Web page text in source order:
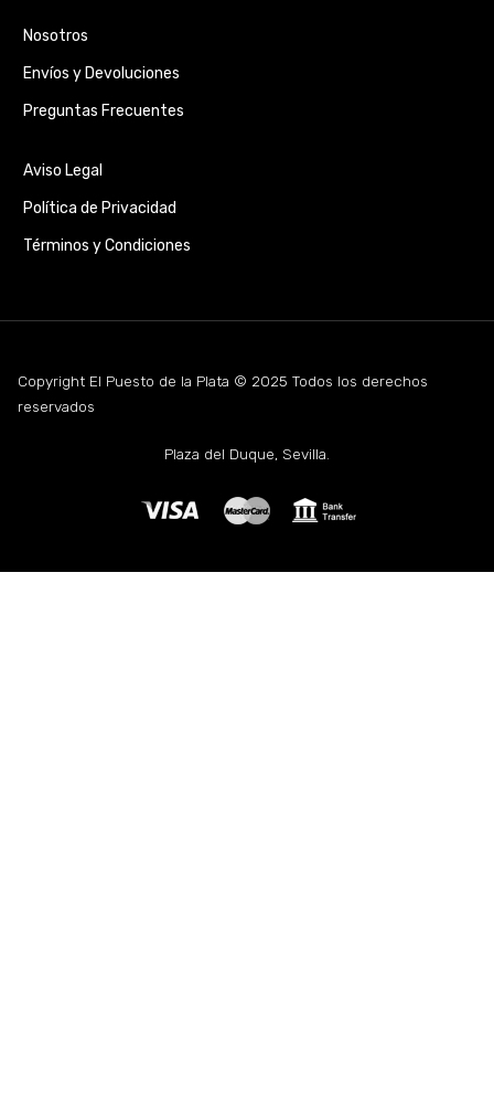
Nosotros
Envíos y Devoluciones
Preguntas Frecuentes
Aviso Legal
Política de Privacidad
Términos y Condiciones
Copyright El Puesto de la Plata © 2025 Todos los derechos
reservados
Plaza del Duque, Sevilla.